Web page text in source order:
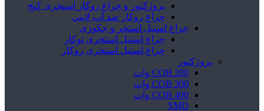
پروژکتور و چراغ روکار استخری کنج
چراغ روکار ضد آب لاینی
چراغ استیل استخر و جکوزی
چراغ استیل استخری توکار
چراغ استیل استخری روکار
پروژکتور
COB 200 وات
COB 300 وات
COB 400 وات
SMD